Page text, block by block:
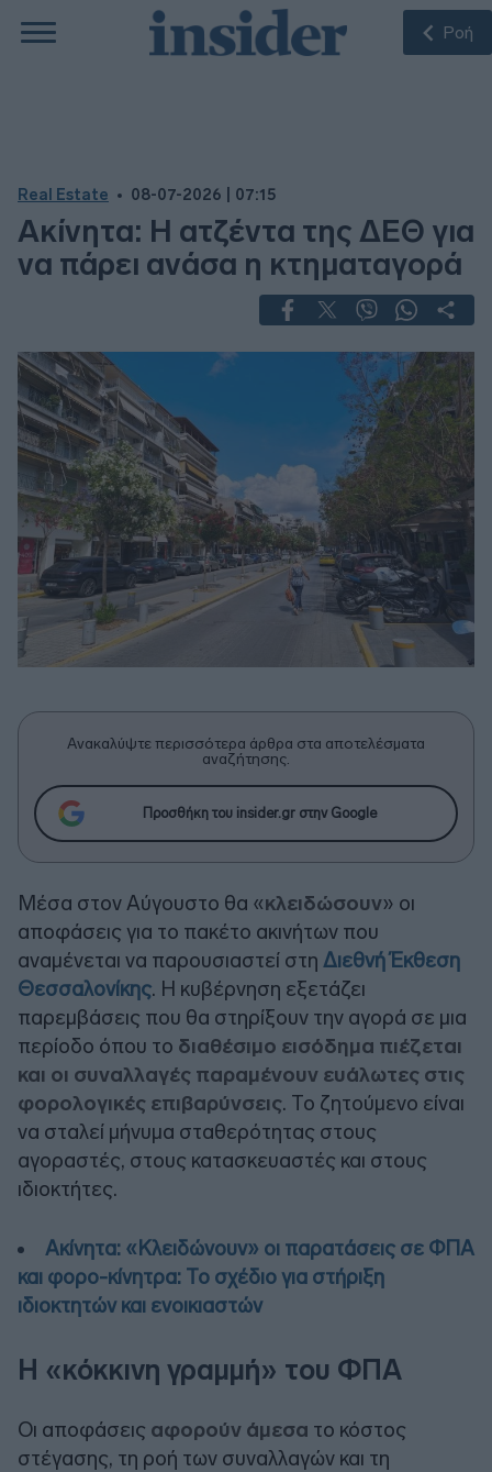
Ροή
Real Estate 08-07-2026 | 07:15
Ακίνητα: Η ατζέντα της ΔΕΘ για
να πάρει ανάσα η κτηματαγορά
Ανακαλύψτε περισσότερα άρθρα στα αποτελέσματα
αναζήτησης.
Προσθήκη του insider.gr στην Google
Μέσα στον Αύγουστο θα «κλειδώσουν» οι
αποφάσεις για το πακέτο ακινήτων που
αναμένεται να παρουσιαστεί στη Διεθνή Έκθεση
Θεσσαλονίκης. Η κυβέρνηση εξετάζει
παρεμβάσεις που θα στηρίξουν την αγορά σε μια
περίοδο όπου το διαθέσιμο εισόδημα πιέζεται
και οι συναλλαγές παραμένουν ευάλωτες στις
φορολογικές επιβαρύνσεις. Το ζητούμενο είναι
να σταλεί μήνυμα σταθερότητας στους
αγοραστές, στους κατασκευαστές και στους
ιδιοκτήτες.
Ακίνητα: «Κλειδώνουν» οι παρατάσεις σε ΦΠΑ
και φορο-κίνητρα: Το σχέδιο για στήριξη
ιδιοκτητών και ενοικιαστών
Η «κόκκινη γραμμή» του ΦΠΑ
Οι αποφάσεις αφορούν άμεσα το κόστος
στέγασης, τη ροή των συναλλαγών και τη